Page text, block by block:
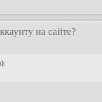
на сайте?